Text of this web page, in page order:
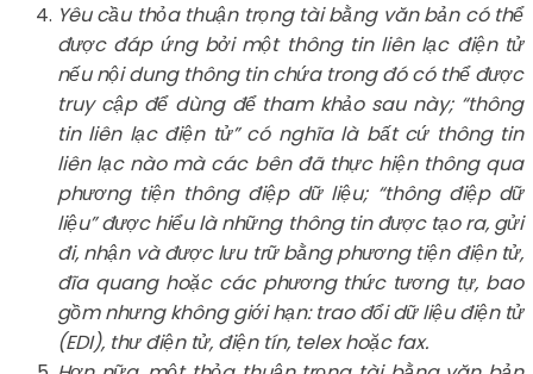
Yêu cầu thỏa thuận trọng tài bằng văn bản có thể
được đáp ứng bởi một thông tin liên lạc điện tử
nếu nội dung thông tin chứa trong đó có thể được
truy cập để dùng để tham khảo sau này; “thông
tin liên lạc điện tử” có nghĩa là bất cứ thông tin
liên lạc nào mà các bên đã thực hiện thông qua
phương tiện thông điệp dữ liệu; “thông điệp dữ
liệu” được hiểu là những thông tin được tạo ra, gửi
đi, nhận và được lưu trữ bằng phương tiện điện tử,
đĩa quang hoặc các phương thức tương tự, bao
gồm nhưng không giới hạn: trao đổi dữ liệu điện tử
(EDI), thư điện tử, điện tín, telex hoặc fax.